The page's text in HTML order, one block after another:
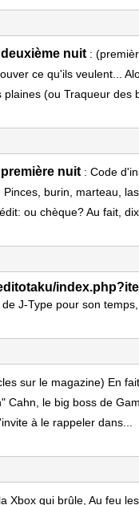
nuit:
ce qu'ils veulent...
(ou Traqueur des
nuit: Code
burin, marteau,
ou chèque? Au fait, dix
J-Type pour son
sur le magazine) En
Cahn, le big boss de
à le rappeler dans...
Xbox qui brûle, Au feu